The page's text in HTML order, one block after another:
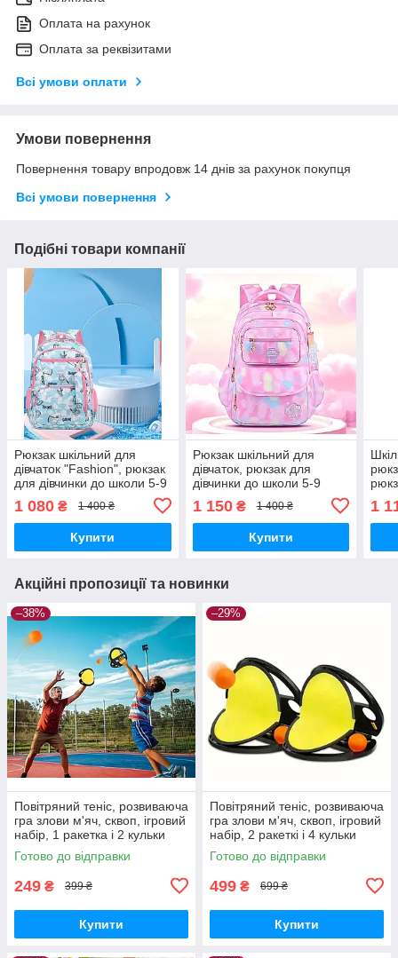
Оплата на рахунок
Оплата за реквізитами
Всі умови оплати
Умови повернення
Повернення товару впродовж 14 днів за рахунок покупця
Всі умови повернення
Подібні товари компанії
Рюкзак шкільний для
дівчаток "Fashion", рюкзак
для дівчинки до школи 5-9
1 080 ₴ 1 400 ₴
Купити
Рюкзак шкільний для
дівчаток, рюкзак для
дівчинки до школи 5-9
1 150₴ 1 400 ₴
Купити
1
Акційні пропозиції та новинки
–38%
Повітряний теніс, розвиваюча
гра злови м'яч, сквоп, ігровий
набір, 1 ракетка і 2 кульки
Готово до відправки
249 ₴ 399 ₴
Купити
–29%
Повітряний теніс, розвиваюча
гра злови м'яч, сквоп, ігровий
набір, 2 ракеткі і 4 кульки
Готово до відправки
499 ₴ 699 ₴
Купити